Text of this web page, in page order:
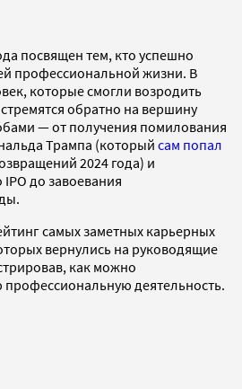
посвящен тем, кто успешно
профессиональной жизни. В
которые смогли возродить
обратно на вершину
— от получения помилования
Трампа (который сам попал
2024 года) и
до завоевания
самых заметных карьерных
вернулись на руководящие
как можно
деятельность.